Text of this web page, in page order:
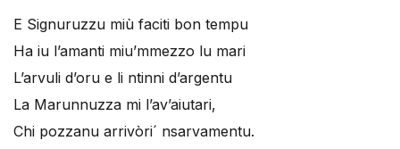
E Signuruzzu miù faciti bon tempu
Ha iu l’amanti miu’mmezzo lu mari
L’arvuli d’oru e li ntinni d’argentu
La Marunnuzza mi l’av’aiutari,
Chi pozzanu arrivòri´ nsarvamentu.